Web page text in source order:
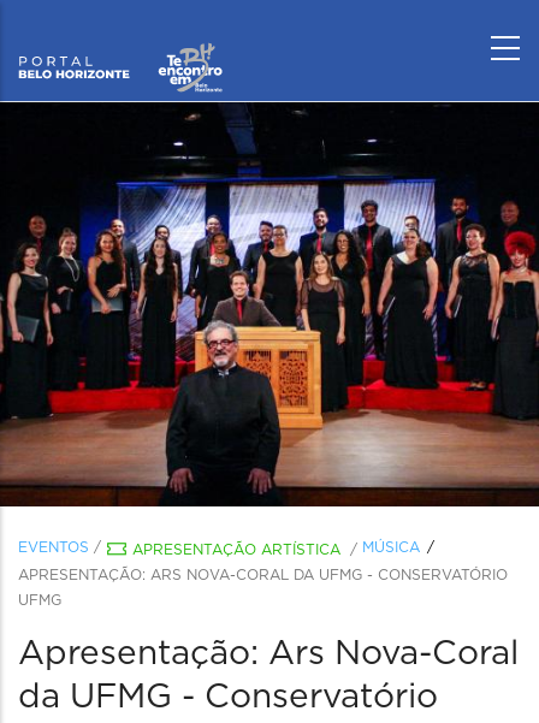
EVENTOS / APRESENTAÇÃO ARTÍSTICA / MÚSICA
APRESENTAÇÃO: ARS NOVA-CORAL DA UFMG - CONSERVATÓRIO
UFMG
Apresentação: Ars Nova-Coral
da UFMG - Conservatório